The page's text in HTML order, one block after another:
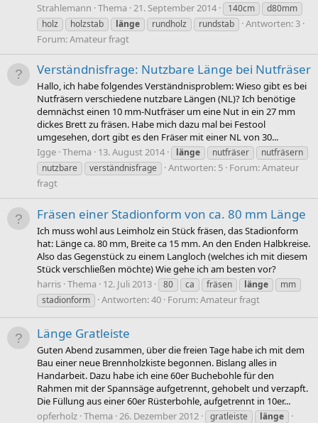
Strahlemann Thema 21. September 2014 140cm
d80mm
holz
holzstab länge rundholz rundstab
Antworten: 3
Forum:Amateur fragt
Verständnisfrage: Nutzbare Länge bei Nutfräser
Hallo, ich habe folgendes Verständnisproblem: Wieso gibt es bei
Nutfräsern verschiedene nutzbare Längen (NL)? Ich benötige
demnächst einen 10 mm-Nutfräser um eine Nut in ein 27 mm
dickes Brett zu fräsen. Habe mich dazu mal bei Festool
umgesehen, dort gibt es den Fräser mit einer NL von 30...
Igge Thema 13. August 2014 länge nutfräser
nutfräsern
nutzbare
verständnisfrage Antworten: 5 Forum:Amateur
fragt
Fräsen einer Stadionform von ca. 80 mm Länge
Ich muss wohl aus Leimholz ein Stück fräsen, das Stadionform
hat: Länge ca. 80 mm, Breite ca 15 mm. An den Enden Halbkreise.
Also das Gegenstück zu einem Langloch (welches ich mit diesem
Stück verschließen möchte) Wie gehe ich am besten vor?
harris Thema 12. Juli 2013 80 ca fräsen länge
mm
stadionform
Antworten: 40 Forum:Amateur fragt
Länge Gratleiste
Guten Abend zusammen, über die freien Tage habe ich mit dem
Bau einer neue Brennholzkiste begonnen. Bislang alles in
Handarbeit. Dazu habe ich eine 60er Buchebohle für den
Rahmen mit der Spannsäge aufgetrennt, gehobelt und verzapft.
Die Füllung aus einer 60er Rüsterbohle, aufgetrennt in 10er...
opferholz Thema 26. Dezember 2012 gratleiste länge